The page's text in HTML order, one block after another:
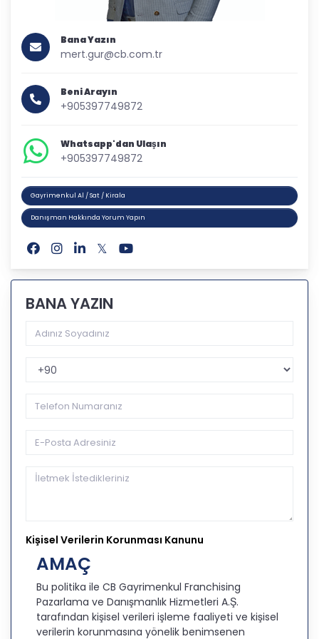
Bana Yazın
mert.gur@cb.com.tr
Beni Arayın
+905397749872
Whatsapp'dan Ulaşın
+905397749872
Gayrimenkul Al / Sat / Kirala
Danışman Hakkında Yorum Yapın
BANA YAZIN
Telefon Kodu
Kişisel Verilerin Korunması Kanunu
AMAÇ
Bu politika ile CB Gayrimenkul Franchising
Pazarlama ve Danışmanlık Hizmetleri A.Ş.
tarafından kişisel verileri işleme faaliyeti ve kişisel
verilerin korunmasına yönelik benimsenen